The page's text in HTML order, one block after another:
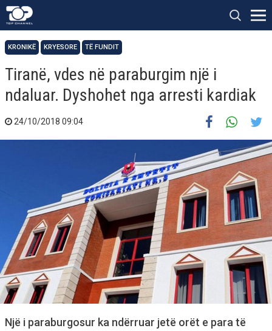
KRONIKË KRYESORE TË FUNDIT
Tiranë, vdes në paraburgim një i
ndaluar. Dyshohet nga arresti kardiak
24/10/2018 09:04
Një i paraburgosur ka ndërruar jetë orët e para të